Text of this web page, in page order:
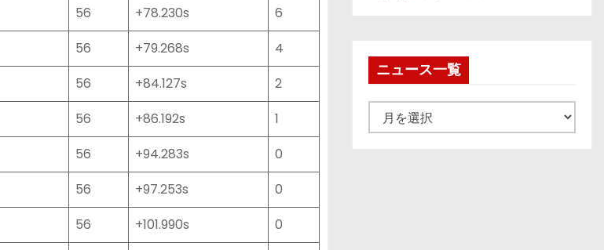
56 +78.230s
6
56 +79.268s
4
56 +84.127s
2
56 +86.192s
1
56 +94.283s
0
56 +97.253s
0
56 +101.990s
0
ニュース一覧
ュ